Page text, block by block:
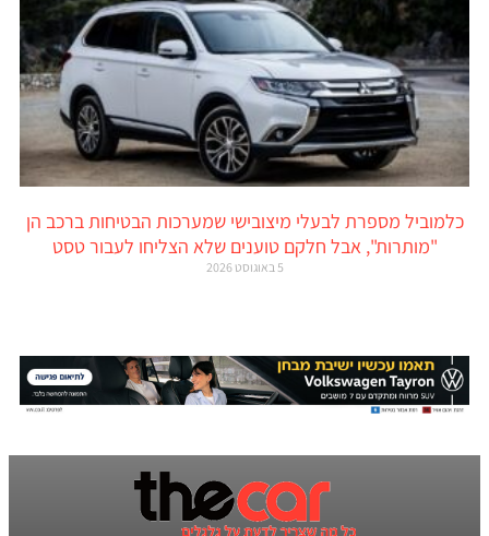
כלמוביל מספרת לבעלי מיצובישי שמערכות הבטיחות ברכב הן
"מותרות", אבל חלקם טוענים שלא הצליחו לעבור טסט
5 באוגוסט 2026